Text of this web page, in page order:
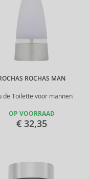
ROCHAS MAN
de Toilette voor mannen
OP VOORRAAD
€ 32,35